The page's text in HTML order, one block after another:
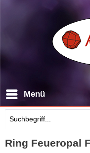
Suchen
Menü
Ring Feueropal